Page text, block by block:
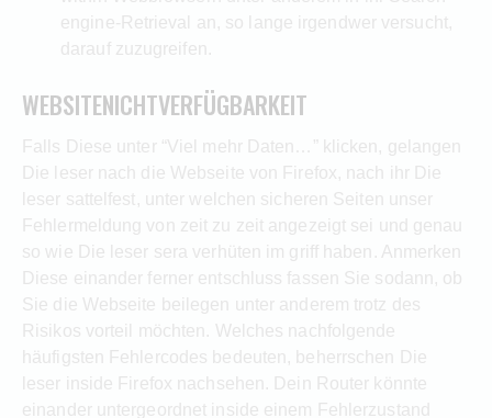
engine-Retrieval an, so lange irgendwer versucht,
darauf zuzugreifen.
WEBSITENICHTVERFÜGBARKEIT
Falls Diese unter “Viel mehr Daten…” klicken, gelangen
Die leser nach die Webseite von Firefox, nach ihr Die
leser sattelfest, unter welchen sicheren Seiten unser
Fehlermeldung von zeit zu zeit angezeigt sei und genau
so wie Die leser sera verhüten im griff haben. Anmerken
Diese einander ferner entschluss fassen Sie sodann, ob
Sie die Webseite beilegen unter anderem trotz des
Risikos vorteil möchten. Welches nachfolgende
häufigsten Fehlercodes bedeuten, beherrschen Die
leser inside Firefox nachsehen. Dein Router könnte
einander untergeordnet inside einem Fehlerzustand